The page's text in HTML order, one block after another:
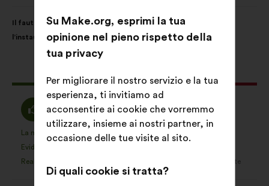
della
mia
proposta:
Il faut libérer la parole autour des aidant(e)s pour favoriser
l’instauration d’un climat de confiance en entreprise.
proposta
ha
raccolto:
ripartiti:
Sono
d'accordo
:
75%
Questa
La mia preferita
: 25
volte
Evidente
:volte
Realistica
:volte
neutrale
15%
Questa
Non ho un'opinione
:volte
Mi lascia indifferente
Su Make.org, esprimi la tua
opinione nel pieno rispetto della
tua privacy
Per migliorare il nostro servizio e la tua
esperienza, ti invitiamo ad
acconsentire ai cookie che vorremmo
utilizzare, insieme ai nostri partner, in
occasione delle tue visite al sito.
Di quali cookie si tratta?